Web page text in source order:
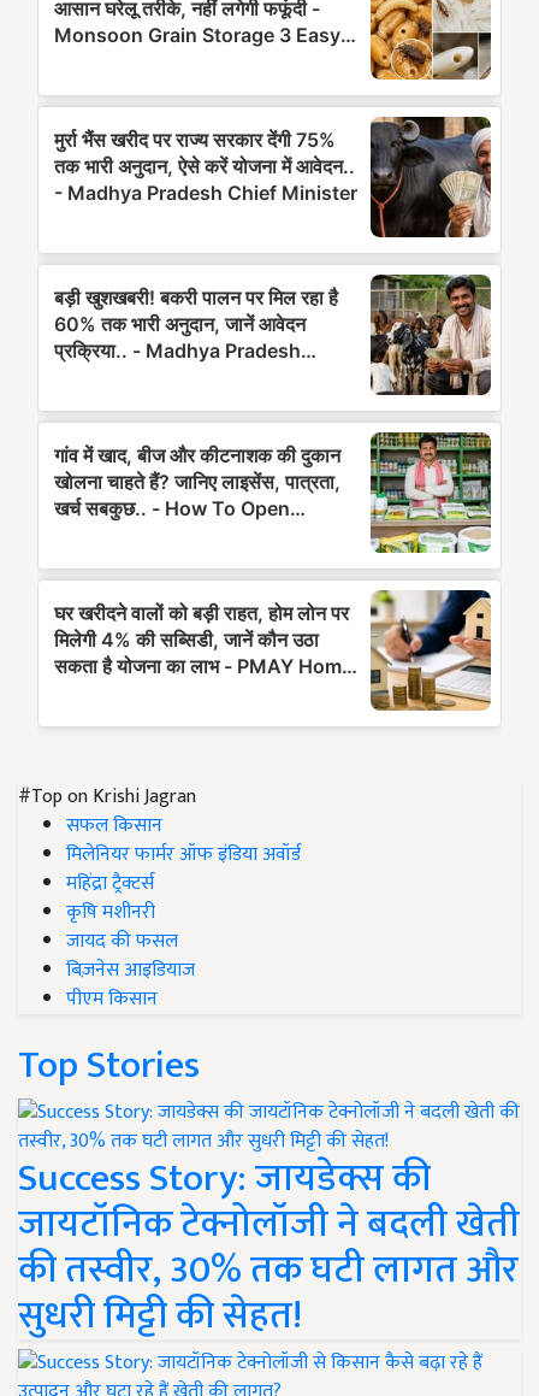
#Top on Krishi Jagran
सफल किसान
मिलेनियर फार्मर ऑफ इंडिया अवॉर्ड
महिंद्रा ट्रैक्टर्स
कृषि मशीनरी
जायद की फसल
बिज़नेस आइडियाज
पीएम किसान
Top Stories
Success Story: जायडेक्स की
जायटॉनिक टेक्नोलॉजी ने बदली खेती
की तस्वीर, 30% तक घटी लागत और
सुधरी मिट्टी की सेहत!